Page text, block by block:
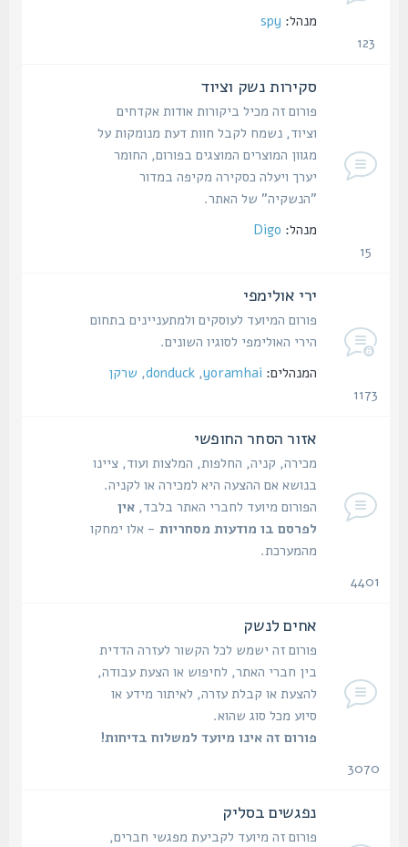
מנהל: spy
סקירות נשק וציוד
פורום זה מכיל ביקורות אודות אקדחים
וציוד, נשמח לקבל חוות דעת מנומקות על
מגוון המוצרים המוצגים בפורום, החומר
יערך ויעלה כסקירה מקיפה במדור
"הנשקיה" של האתר.
מנהל: Digo
ירי אולימפי
פורום המיועד לעוסקים ולמתעניינים בתחום
הירי האולימפי לסוגיו השונים.
המנהלים: yoramhai
,
donduck
,שרקן
אזור הסחר החופשי
מכירה, קניה, החלפות, המלצות ועוד, ציינו
בנושא אם ההצעה היא למכירה או לקניה.
הפורום מיועד לחברי האתר בלבד,אין
לפרסם בו מודעות מסחריות- אלו ימחקו
מהמערכת.
אחים לנשק
פורום זה ישמש לכל הקשור לעזרה הדדית
בין חברי האתר, לחיפוש או הצעת עבודה,
להצעת או קבלת עזרה, לאיתור מידע או
סיוע מכל סוג שהוא.
פורום זה אינו מיועד למשלוח בדיחות!
3070
נפגשים בסליק
פורום זה מיועד לקביעת מפגשי חברים,